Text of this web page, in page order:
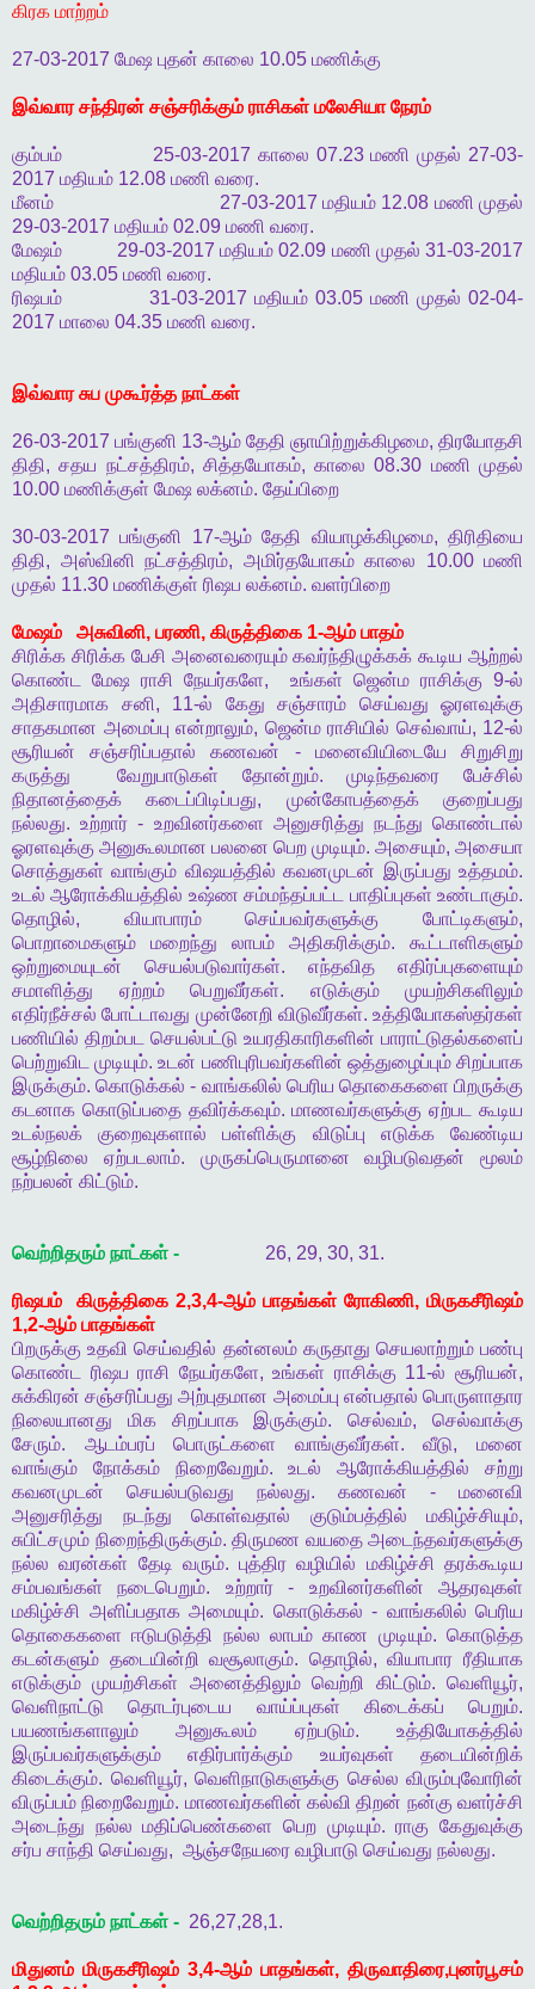
கிரக மாற்றம்
27-03-2017 மேஷ புதன் காலை 10.05 மணிக்கு
இவ்வார சந்திரன் சஞ்சரிக்கும் ராசிகள் மலேசியா நேரம்
கும்பம் 25-03-2017 காலை 07.23மணி முதல் 27-03-
2017 மதியம் 12.08 மணி வரை.
மீனம் 27-03-2017 மதியம் 12.08 மணி முதல்
29-03-2017 மதியம் 02.09 மணி வரை.
மேஷம் 29-03-2017மதியம் 02.09 மணி முதல் 31-03-2017
மதியம் 03.05 மணி வரை.
ரிஷபம் 31-03-2017 மதியம்03.05 மணி முதல் 02-04-
2017 மாலை 04.35 மணி வரை.
இவ்வார சுப முகூர்த்த நாட்கள்
26-03-2017 பங்குனி 13-ஆம் தேதி ஞாயிற்றுக்கிழமை, திரயோதசி
திதி,சதய நட்சத்திரம், சித்தயோகம்,காலை 08.30 மணி முதல்
10.00 மணிக்குள் மேஷ லக்னம். தேய்பிறை
30-03-2017பங்குனி 17-ஆம் தேதி வியாழக்கிழமை,திரிதியை
திதி, அஸ்வினி நட்சத்திரம், அமிர்தயோகம் காலை 10.00 மணி
முதல் 11.30 மணிக்குள் ரிஷப லக்னம். வளர்பிறை
மேஷம் அசுவினி, பரணி, கிருத்திகை 1-ஆம் பாதம்
சிரிக்க சிரிக்க பேசி அனைவரையும் கவர்ந்திழுக்கக் கூடிய ஆற்றல்
கொண்ட
மேஷ ராசி நேயர்களே, உங்கள் ஜென்ம ராசிக்கு 9-ல்
அதிசாரமாக
சனி, 11-ல் கேது சஞ்சாரம் செய்வது
ஓரளவுக்கு
சாதகமான அமைப்பு என்றாலும், ஜென்ம ராசியில் செவ்வாய், 12-ல்
சூரியன்
சஞ்சரிப்பதால் கணவன் - மனைவியிடையே
சிறுசிறு
கருத்து
வேறுபாடுகள் தோன்றும்.முடிந்தவரை
பேச்சில்
நிதானத்தைக்
கடைப்பிடிப்பது, முன்கோபத்தைக்
குறைப்பது
நல்லது.உற்றார் - உறவினர்களை அனுசரித்து நடந்து கொண்டால்
ஓரளவுக்கு அனுகூலமான பலனை பெற முடியும். அசையும், அசையா
சொத்துகள் வாங்கும் விஷயத்தில் கவனமுடன் இருப்பது உத்தமம்.
உடல் ஆரோக்கியத்தில் உஷ்ண சம்மந்தப்பட்ட பாதிப்புகள் உண்டாகும்.
தொழில், வியாபாரம் செய்பவர்களுக்கு போட்டிகளும்,
பொறாமைகளும்
மறைந்து லாபம் அதிகரிக்கும். கூட்டாளிகளும்
ஒற்றுமையுடன்
செயல்படுவார்கள். எந்தவித
எதிர்ப்புகளையும்
சமாளித்து
ஏற்றம் பெறுவீர்கள். எடுக்கும்
முயற்சிகளிலும்
எதிர்நீச்சல் போட்டாவது முன்னேறி விடுவீர்கள். உத்தியோகஸ்தர்கள்
பணியில் திறம்பட செயல்பட்டு உயரதிகாரிகளின் பாராட்டுதல்களைப்
பெற்றுவிட
முடியும்.உடன் பணிபுரிபவர்களின் ஒத்துழைப்பும் சிறப்பாக
இருக்கும்.கொடுக்கல் - வாங்கலில் பெரிய தொகைகளை பிறருக்கு
கடனாக கொடுப்பதை தவிர்க்கவும்.மாணவர்களுக்கு ஏற்பட
கூடிய
உடல்நலக்
குறைவுகளால் பள்ளிக்கு விடுப்பு எடுக்க
வேண்டிய
சூழ்நிலை
ஏற்படலாம். முருகப்பெருமானை வழிபடுவதன்
மூலம்
நற்பலன் கிட்டும்.
வெற்றிதரும் நாட்கள் - 26, 29, 30, 31.
ரிஷபம் கிருத்திகை 2,3,4-ஆம் பாதங்கள் ரோகிணி, மிருகசீரிஷம்
1,2-ஆம் பாதங்கள்
பிறருக்கு உதவி செய்வதில் தன்னலம் கருதாது செயலாற்றும் பண்பு
கொண்ட
ரிஷப ராசி நேயர்களே,உங்கள் ராசிக்கு 11-ல் சூரியன்,
சுக்கிரன் சஞ்சரிப்பது அற்புதமான அமைப்பு என்பதால் பொருளாதார
நிலையானது
மிக சிறப்பாக இருக்கும்.செல்வம்,செல்வாக்கு
சேரும். ஆடம்பரப் பொருட்களை வாங்குவீர்கள்.வீடு,மனை
வாங்கும்
நோக்கம் நிறைவேறும்.உடல் ஆரோக்கியத்தில்
சற்று
கவனமுடன்
செயல்படுவது நல்லது. கணவன் - மனைவி
அனுசரித்து
நடந்து கொள்வதால் குடும்பத்தில் மகிழ்ச்சியும்,
சுபிட்சமும் நிறைந்திருக்கும். திருமண வயதை அடைந்தவர்களுக்கு
நல்ல வரன்கள் தேடி வரும்.புத்திர வழியில் மகிழ்ச்சி தரக்கூடிய
சம்பவங்கள்
நடைபெறும். உற்றார்- உறவினர்களின்
ஆதரவுகள்
மகிழ்ச்சி அளிப்பதாக அமையும். கொடுக்கல் - வாங்கலில் பெரிய
தொகைகளை ஈடுபடுத்தி நல்ல லாபம் காண முடியும்.கொடுத்த
கடன்களும் தடையின்றி வசூலாகும். தொழில்,வியாபார ரீதியாக
எடுக்கும் முயற்சிகள் அனைத்திலும் வெற்றி கிட்டும்.வெளியூர்,
வெளிநாட்டு
தொடர்புடைய வாய்ப்புகள் கிடைக்கப் பெறும்.
பயணங்களாலும்
அனுகூலம் ஏற்படும்.உத்தியோகத்தில்
இருப்பவர்களுக்கும்
எதிர்பார்க்கும் உயர்வுகள்
தடையின்றிக்
கிடைக்கும். வெளியூர், வெளிநாடுகளுக்கு செல்ல விரும்புவோரின்
விருப்பம் நிறைவேறும். மாணவர்களின் கல்வி திறன் நன்கு வளர்ச்சி
அடைந்து நல்ல மதிப்பெண்களை பெற முடியும்.ராகு கேதுவுக்கு
சர்ப சாந்தி செய்வது, ஆஞ்சநேயரை வழிபாடு செய்வது நல்லது.
வெற்றிதரும் நாட்கள் - 26,27,28,1.
மிதுனம் மிருகசீரிஷம் 3,4-ஆம் பாதங்கள், திருவாதிரை,புனர்பூசம்